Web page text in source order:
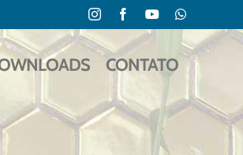
InstagramFacebookYouTubeWhatsApp
CONTATO